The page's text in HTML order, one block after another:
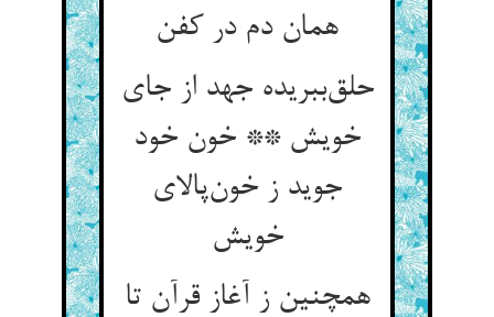
همان دم در کفن
حلق‌ببریده جهد از جای
خویش ** خون خود
جوید ز خون‌پالای
خویش
همچنین ز آغاز قرآن تا